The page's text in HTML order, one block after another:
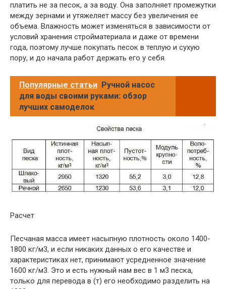
платить не за песок, а за воду. Она заполняет промежутки
между зернами и утяжеляет массу без увеличения ее
объема. Влажность может изменяться в зависимости от
условий хранения стройматериала и даже от времени
года, поэтому лучше покупать песок в теплую и сухую
пору, и до начала работ держать его у себя.
Популярные статьи Ручной насос
для воды своими руками: обзор
лучших самоделок
Расчет
Песчаная масса имеет насыпную плотность около 1400-
1800 кг/м3, и если никаких данных о его качестве и
характеристиках нет, принимают усредненное значение
1600 кг/м3. Это и есть нужный нам вес в 1 м3 песка,
только для перевода в (т) его необходимо разделить на